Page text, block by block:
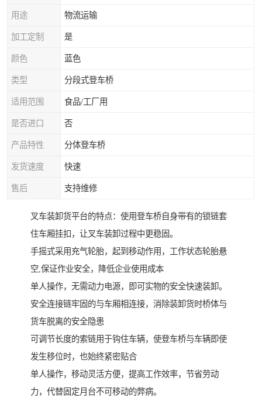
用途 物流运输
加工定制 是
颜色 蓝色
类型 分段式登车桥
适用范围 食品/工厂用
是否进口 否
产品特性 分体登车桥
发货速度 快速
售后 支持维修
叉车装卸货平台的特点：使用登车桥自身带有的锁链套
住车厢挂扣，让叉车装卸过程中更稳固。
手摇式采用充气轮胎，起到移动作用，工作状态轮胎悬
空,保证作业安全，降低企业使用成本
单人操作，无需动力电源，即可实物的安全快速装卸。
安全连接链牢固的与车厢相连接，消除装卸货时桥体与
货车脱离的安全隐患
可调节长度的索链用于钩住车辆，使登车桥与车辆即使
发生移位时，也始终紧密贴合
单人操作，移动灵活方便，提高工作效率，节省劳动
力，代替固定月台不可移动的弊病。